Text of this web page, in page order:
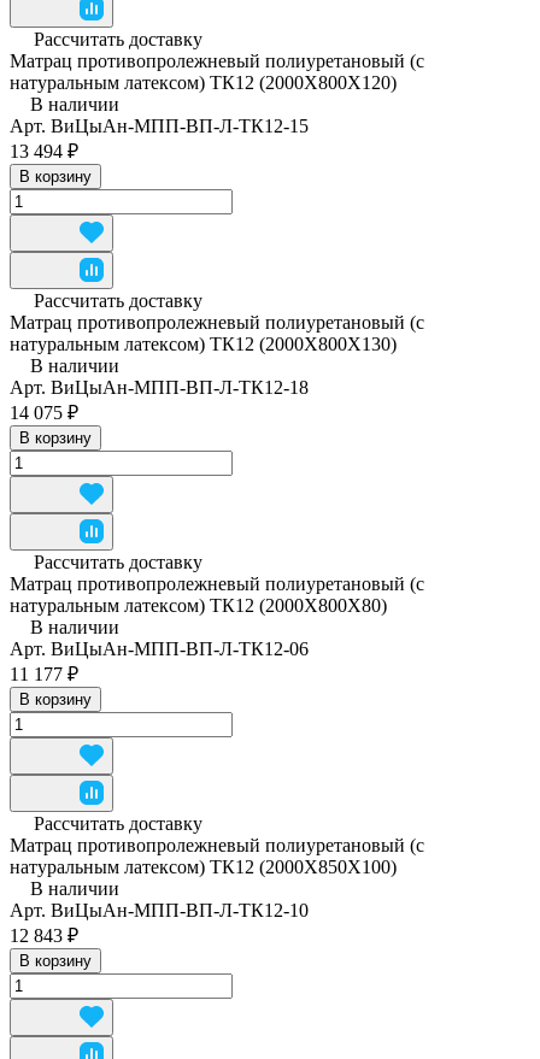
Рассчитать доставку
Матрац противопролежневый полиуретановый (с
натуральным латексом) ТК12 (2000Х800Х120)
В наличии
Арт. ВиЦыАн-МПП-ВП-Л-ТК12-15
13 494 ₽
В корзину
Рассчитать доставку
Матрац противопролежневый полиуретановый (с
натуральным латексом) ТК12 (2000Х800Х130)
В наличии
Арт. ВиЦыАн-МПП-ВП-Л-ТК12-18
14 075 ₽
В корзину
Рассчитать доставку
Матрац противопролежневый полиуретановый (с
натуральным латексом) ТК12 (2000Х800Х80)
В наличии
Арт. ВиЦыАн-МПП-ВП-Л-ТК12-06
11 177 ₽
В корзину
Рассчитать доставку
Матрац противопролежневый полиуретановый (с
натуральным латексом) ТК12 (2000Х850Х100)
В наличии
Арт. ВиЦыАн-МПП-ВП-Л-ТК12-10
12 843 ₽
В корзину